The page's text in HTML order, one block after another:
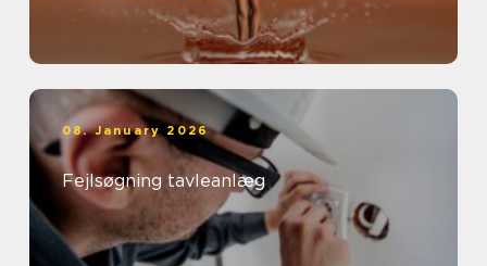
08. January 2026
Fejlsøgning tavleanlæg